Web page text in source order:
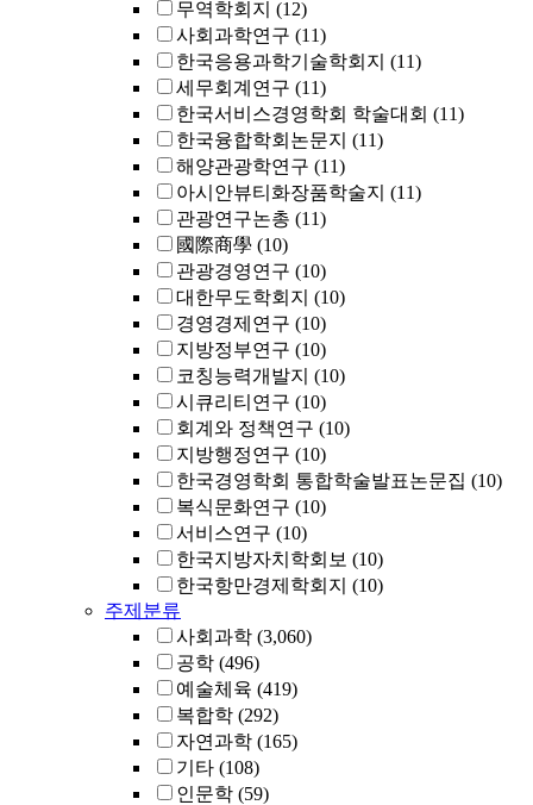
무역학회지 (12)
사회과학연구 (11)
한국응용과학기술학회지 (11)
세무회계연구 (11)
한국서비스경영학회 학술대회 (11)
한국융합학회논문지 (11)
해양관광학연구 (11)
아시안뷰티화장품학술지 (11)
관광연구논총 (11)
國際商學 (10)
관광경영연구 (10)
대한무도학회지 (10)
경영경제연구 (10)
지방정부연구 (10)
코칭능력개발지 (10)
시큐리티연구 (10)
회계와 정책연구 (10)
지방행정연구 (10)
한국경영학회 통합학술발표논문집 (10)
복식문화연구 (10)
서비스연구 (10)
한국지방자치학회보 (10)
한국항만경제학회지 (10)
주제분류
사회과학 (3,060)
공학 (496)
예술체육 (419)
복합학 (292)
자연과학 (165)
기타 (108)
인문학 (59)